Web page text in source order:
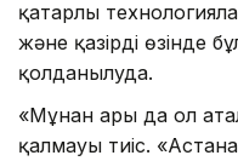
қатарлы
және қазірдің өзінде
қолданылуда.
«Мұнан ары да ол
қалмауы тиіс.